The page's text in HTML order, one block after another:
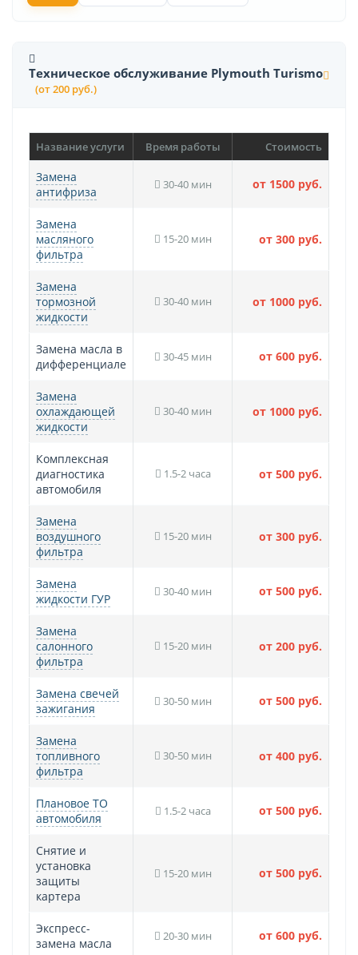
Техническое обслуживание Plymouth Turismo
(от 200 руб.)
Название услуги Время работы Стоимость
Замена
антифриза
30-40 мин от 1500 руб.
Замена
масляного
фильтра
15-20 мин от 300 руб.
Замена
тормозной
жидкости
30-40 мин от 1000 руб.
Замена масла в
дифференциале
30-45 мин от 600 руб.
Замена
охлаждающей
жидкости
30-40 мин от 1000 руб.
Комплексная
диагностика
автомобиля
1.5-2 часа от 500 руб.
Замена
воздушного
фильтра
15-20 мин от 300 руб.
Замена
жидкости ГУР
30-40 мин от 500 руб.
Замена
салонного
фильтра
15-20 мин от 200 руб.
Замена свечей
зажигания
30-50 мин от 500 руб.
Замена
топливного
фильтра
30-50 мин от 400 руб.
Плановое ТО
автомобиля
1.5-2 часа от 500 руб.
Снятие и
установка
защиты
картера
15-20 мин от 500 руб.
Экспресс-
замена масла
20-30 мин от 600 руб.